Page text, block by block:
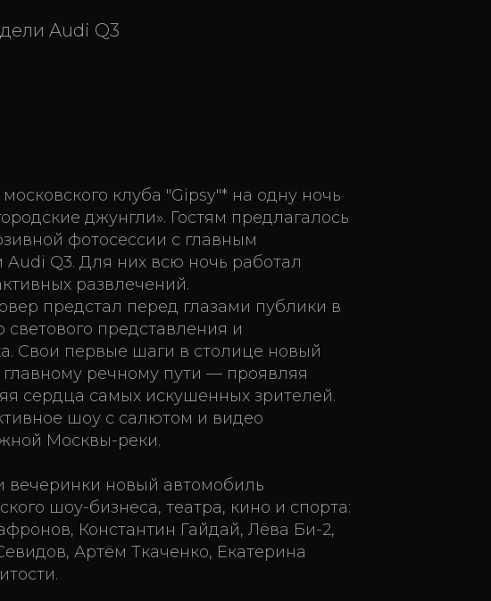
Audi Q3
клуба "Gipsy"* на одну ночь
джунгли». Гостям предлагалось
фотосессии с главным
Q3. Для них всю ночь работал
развлечений.
предстал перед глазами публики в
представления и
Свои первые шаги в столице новый
речному пути — проявляя
сердца самых искушенных зрителей.
шоу с салютом и видео
Москвы-реки.
вечеринки новый автомобиль
шоу-бизнеса, театра, кино и спорта:
Константин Гайдай, Лёва Би-2,
Артём Ткаченко, Екатерина